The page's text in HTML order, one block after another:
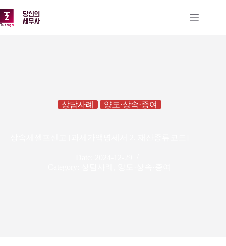
문
으
상담사례 양도·상속·증여